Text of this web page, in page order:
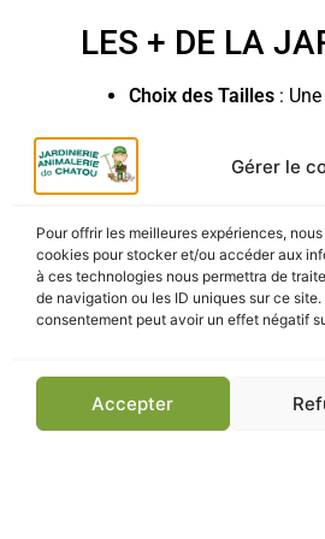
Gérer le
Pour offrir les meilleures expériences,
cookies pour stocker et/ou accéder aux
à ces technologies nous permettra de
de navigation ou les ID uniques sur ce
consentement peut avoir un effet négatif
Accepter
LES + DE LA
Choix des Tailles :
Expertise Bien-être :
LIVRAISON ET
Retrait Click & Collect:
Livraison Rapide:
: